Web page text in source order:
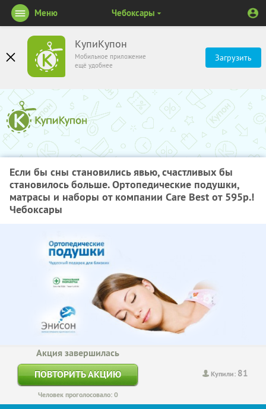
КупиКупон
Мобильное приложение
ещё удобнее
Загрузить
Меню Чебоксары
Если бы сны становились явью, счастливых бы
становилось больше. Ортопедические подушки,
матрасы и наборы от компании Care Best от 595р.!
Чебоксары
Купили: 81
Акция завершилась
ПОВТОРИТЬ АКЦИЮ
Человек проголосовало: 0